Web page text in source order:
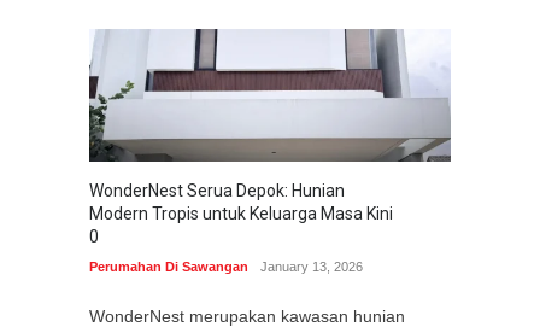
WonderNest Serua Depok: Hunian
Modern Tropis untuk Keluarga Masa Kini
0
Perumahan Di Sawangan January 13, 2026
WonderNest merupakan kawasan hunian